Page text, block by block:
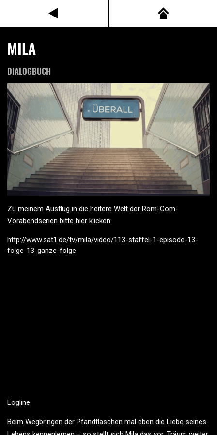
MILA
DIALOGBUCH
Zu meinem Ausflug in die heitere Welt der Rom-Com-
Vorabendserien bitte hier klicken:
http://www.sat1.de/tv/mila/video/113-staffel-1-episode-13-
folge-13-ganze-folge
Logline
Beim Wegbringen der Pfandflaschen mal eben die Liebe seines